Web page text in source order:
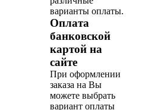
варианты оплаты.
Оплата
банковской
картой на
сайте
При оформлении
заказа на Вы
можете выбрать
вариант оплаты